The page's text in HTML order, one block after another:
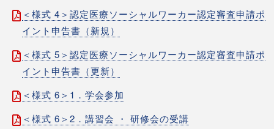
＜様式 4＞認定医療ソーシャルワーカー認定審査申請ポ
イント申告書（新規）
＜様式 5＞認定医療ソーシャルワーカー認定審査申請ポ
イント申告書（更新）
＜様式 6＞1．学会参加
＜様式 6＞2．講習会 ・ 研修会の受講